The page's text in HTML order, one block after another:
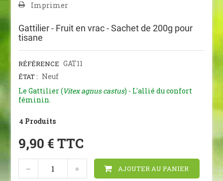
Imprimer
Gattilier - Fruit en vrac - Sachet de 200g pour
tisane
RÉFÉRENCE GAT11
ÉTAT : Neuf
Le Gattilier (Vitex agnus castus) - L'allié du confort
féminin.
4 Produits
9,90 € TTC
AJOUTER AU PANIER